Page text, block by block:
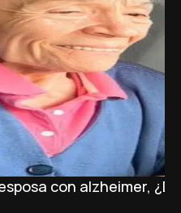
con alzheimer,